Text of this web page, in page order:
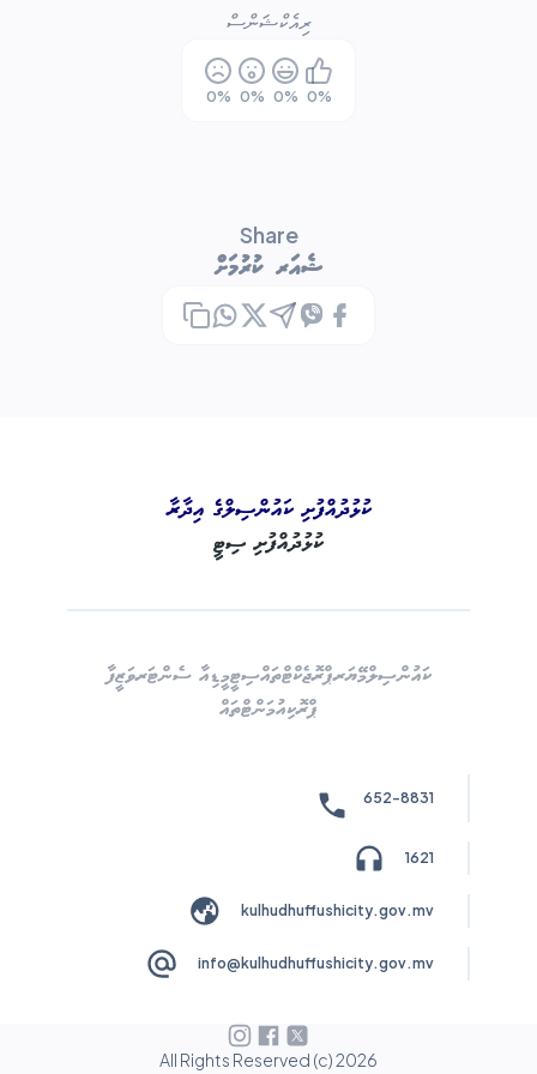
ރިއެކްޝަންސް
0%
0%
0%
0%
Share
ޝެއަރ ކުރުމަށް
ކުޅުދުއްފުށި ކައުންސިލްގެ އިދާރާ
ކުޅުދުއްފުށި ސިޓީ
ކައުންސިލްމޭޔަރޕްރޮޖެކްޓްތައްސިޓީމީޑިއާ ސެންޓަރވަޒީފާ
ޕްރޮކިއުމަންޓްތައް
652-8831
1621
kulhudhuffushicity.gov.mv
info@kulhudhuffushicity.gov.mv
All Rights Reserved (c)2026